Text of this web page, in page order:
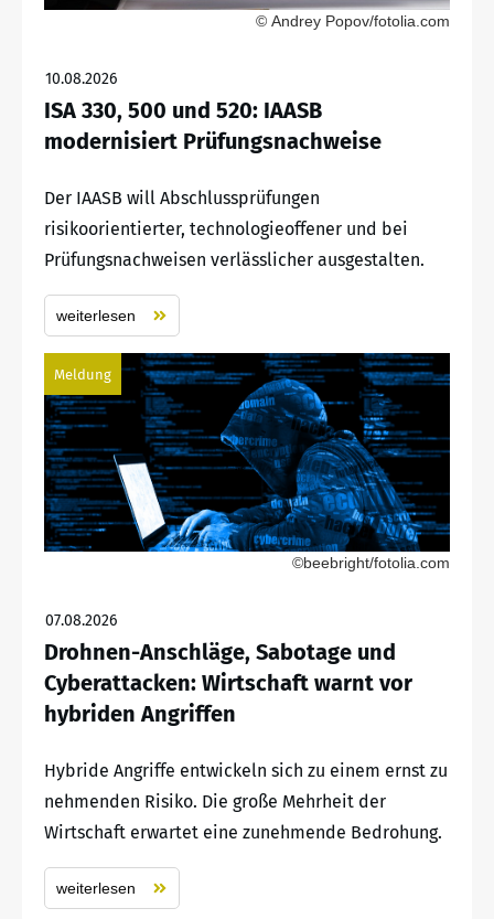
© Andrey Popov/fotolia.com
10.08.2026
ISA 330, 500 und 520: IAASB
modernisiert Prüfungsnachweise
Der IAASB will Abschlussprüfungen
risikoorientierter, technologieoffener und bei
Prüfungsnachweisen verlässlicher ausgestalten.
weiterlesen
Meldung
©beebright/fotolia.com
07.08.2026
Drohnen-Anschläge, Sabotage und
Cyberattacken: Wirtschaft warnt vor
hybriden Angriffen
Hybride Angriffe entwickeln sich zu einem ernst zu
nehmenden Risiko. Die große Mehrheit der
Wirtschaft erwartet eine zunehmende Bedrohung.
weiterlesen